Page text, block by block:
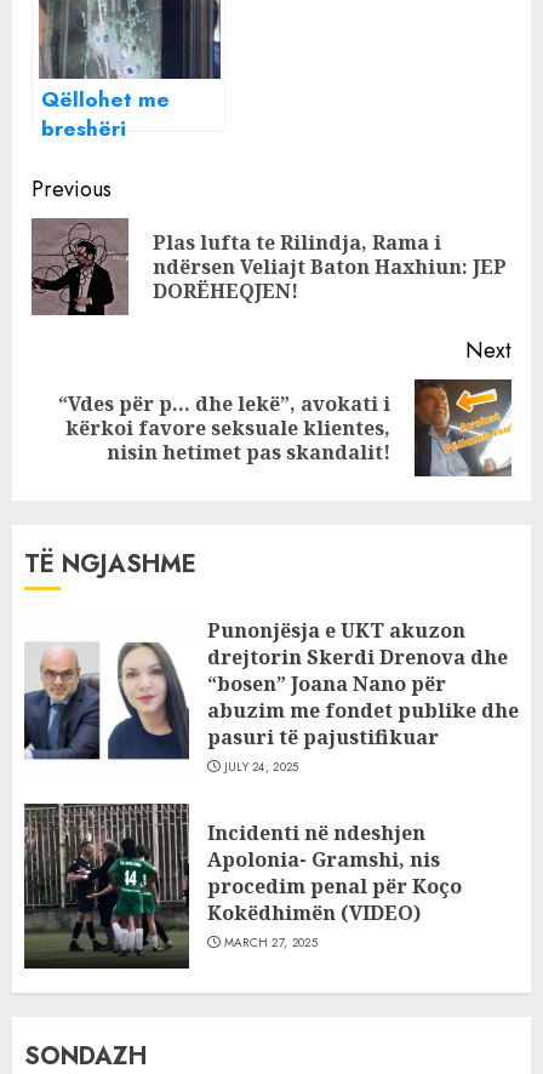
Qëllohet me
breshëri
biznesi në Laç
Continue
Reading
Previous
Plas lufta te Rilindja, Rama i
ndërsen Veliajt Baton Haxhiun: JEP
DORËHEQJEN!
Next
Next
“Vdes për p… dhe lekë”, avokati i
kërkoi favore seksuale klientes,
nisin hetimet pas skandalit!
TË NGJASHME
Punonjësja e UKT akuzon
drejtorin Skerdi Drenova dhe
“bosen” Joana Nano për
abuzim me fondet publike dhe
pasuri të pajustifikuar
JULY 24, 2025
Incidenti në ndeshjen
Apolonia- Gramshi, nis
procedim penal për Koço
Kokëdhimën (VIDEO)
MARCH 27, 2025
SONDAZH